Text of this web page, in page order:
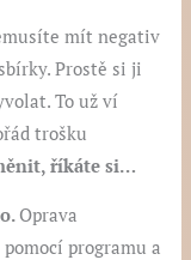
mít negativ
Prostě si ji
To už ví
trošku
říkáte si…
Oprava
programu a